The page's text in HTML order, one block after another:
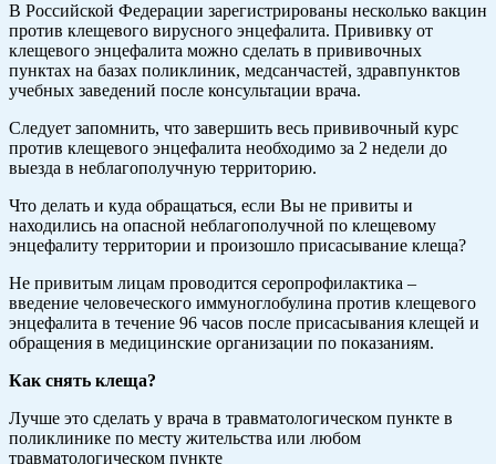
В Российской Федерации зарегистрированы несколько вакцин
против клещевого вирусного энцефалита. Прививку от
клещевого энцефалита можно сделать в прививочных
пунктах на базах поликлиник, медсанчастей, здравпунктов
учебных заведений после консультации врача.
Следует запомнить, что завершить весь прививочный курс
против клещевого энцефалита необходимо за 2 недели до
выезда в неблагополучную территорию.
Что делать и куда обращаться, если Вы не привиты и
находились на опасной неблагополучной по клещевому
энцефалиту территории и произошло присасывание клеща?
Не привитым лицам проводится серопрофилактика –
введение человеческого иммуноглобулина против клещевого
энцефалита в течение 96 часов после присасывания клещей и
обращения в медицинские организации по показаниям.
Как снять клеща?
Лучше это сделать у врача в травматологическом пункте в
поликлинике по месту жительства или любом
травматологическом пункте